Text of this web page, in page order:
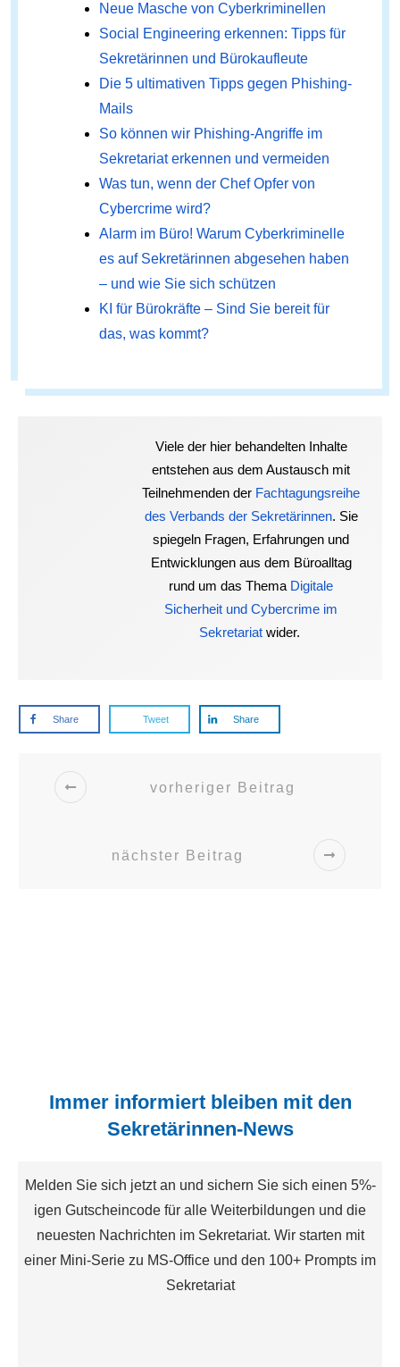
Neue Masche von Cyberkriminellen
Social Engineering erkennen: Tipps für
Sekretärinnen und Bürokaufleute
Die 5 ultimativen Tipps gegen Phishing-
Mails
So können wir Phishing-Angriffe im
Sekretariat erkennen und vermeiden
Was tun, wenn der Chef Opfer von
Cybercrime wird?
Alarm im Büro! Warum Cyberkriminelle
es auf Sekretärinnen abgesehen haben
– und wie Sie sich schützen
KI für Bürokräfte – Sind Sie bereit für
das, was kommt?
Viele der hier behandelten Inhalte
entstehen aus dem Austausch mit
Teilnehmenden der Fachtagungsreihe
des Verbands der Sekretärinnen. Sie
spiegeln Fragen, Erfahrungen und
Entwicklungen aus dem Büroalltag
rund um das Thema Digitale
Sicherheit und Cybercrime im
Sekretariat wider.
Share Tweet Share
vorheriger Beitrag
nächster Beitrag
Immer informiert bleiben mit den
Sekretärinnen-News
Melden Sie sich jetzt an und sichern Sie sich einen 5%-
igen Gutscheincode für alle Weiterbildungen und die
neuesten Nachrichten im Sekretariat. Wir starten mit
einer Mini-Serie zu MS-Office und den 100+ Prompts im
Sekretariat